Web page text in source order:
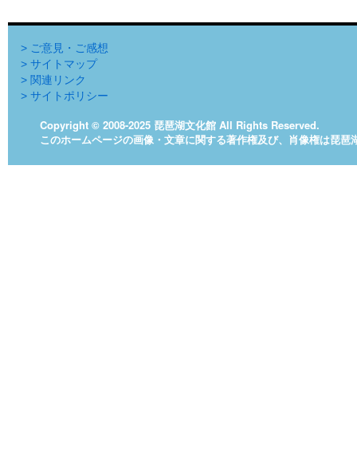
> ご意見・ご感想
> サイトマップ
> 関連リンク
> サイトポリシー
Copyright © 2008-2025 琵琶湖文化館 All Rights Reserved.
このホームページの画像・文章に関する著作権及び、肖像権は琵